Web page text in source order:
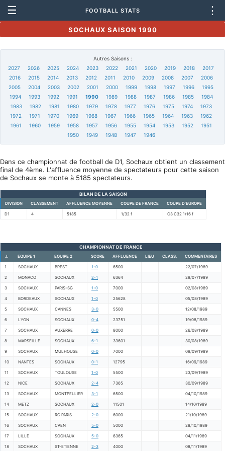
☰ FOOTBALL STATS ⋮
SOCHAUX SAISON 1990
Autres Saisons :
2027
2026 2025 2024 2023 2022 2021 2020 2019 2018
2017
2016
2015 2014 2013 2012 2011 2010 2009 2008 2007
2006
2005
2004 2003 2002 2001 2000 1999 1998 1997 1996
1995
1994
1993 1992 1991 1990 1989 1988 1987 1986 1985
1984
1983
1982 1981 1980 1979 1978 1977 1976 1975 1974
1973
1972
1971 1970 1969 1968 1967 1966 1965 1964 1963
1962
1961
1960 1959 1958 1957 1956 1955 1954 1953 1952
1951
1950
1949 1948 1947 1946
Dans ce championnat de football de D1, Sochaux obtient un classement
final de 4ème. L'affluence moyenne de spectateurs pour cette saison
de Sochaux se monte à 5185 spectateurs.
BILAN DE LA SAISON
DIVISION CLASSEMENT AFFLUENCE MOYENNE COUPE DE FRANCE COUPE D'EUROPE
D1 4 5185 1/32 f C3 C32 1/16 f
CHAMPIONNAT DE FRANCE
J. EQUIPE 1 EQUIPE 2 SCORE AFFLUENCE LIEU CLASS. COMMENTAIRES
1 SOCHAUX BREST 1-0 6500 22/07/1989
2 MONACO SOCHAUX 2-1 6364 29/07/1989
3 SOCHAUX PARIS-SG 1-0 7000 02/08/1989
4 BORDEAUX SOCHAUX 1-0 25628 05/08/1989
5 SOCHAUX CANNES 3-0 5500 12/08/1989
6 LYON SOCHAUX 0-4 23751 19/08/1989
7 SOCHAUX AUXERRE 0-0 8000 26/08/1989
8 MARSEILLE SOCHAUX 6-1 33601 30/08/1989
9 SOCHAUX MULHOUSE 0-0 7000 09/09/1989
10 NANTES SOCHAUX 0-1 12795 16/09/1989
11 SOCHAUX TOULOUSE 1-0 5500 23/09/1989
12 NICE SOCHAUX 2-4 7365 30/09/1989
13 SOCHAUX MONTPELLIER 3-1 6500 04/10/1989
14 METZ SOCHAUX 2-0 11501 14/10/1989
15 SOCHAUX RC PARIS 2-0 6000 21/10/1989
16 SOCHAUX CAEN 5-0 5000 28/10/1989
17 LILLE SOCHAUX 5-0 6365 04/11/1989
18 SOCHAUX ST-ETIENNE 2-3 4000 08/11/1989